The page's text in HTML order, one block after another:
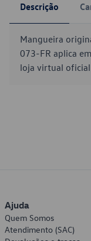
Descrição
Mangueira
073-FR aplica
loja virtual oficial
Ajuda
Quem Somos
Atendimento (SAC)